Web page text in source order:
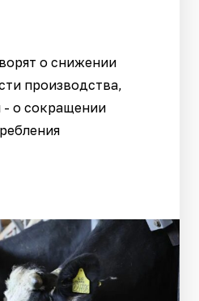
о снижении
производства,
- о сокращении